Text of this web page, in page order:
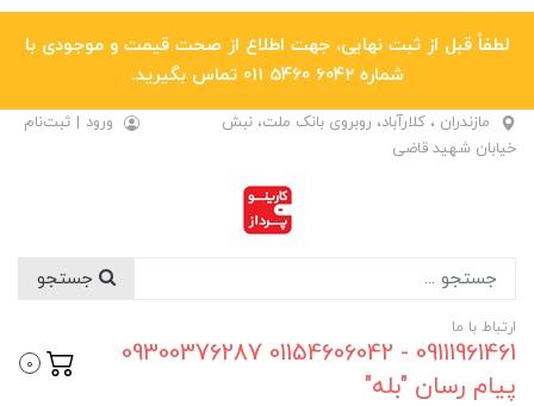
لطفاً قبل از ثبت نهایی، جهت اطلاع از صحت قیمت و موجودی با
شماره 6042 5460 011 تماس بگیرید.
مازندران ، کلارآباد، روبروی بانک ملت، نبش
خیابان شهید قاضی
ورود | ثبت‌نام
ارتباط با ما
09111961461 - 01154606042 09300376287
پیام رسان "بله"
0